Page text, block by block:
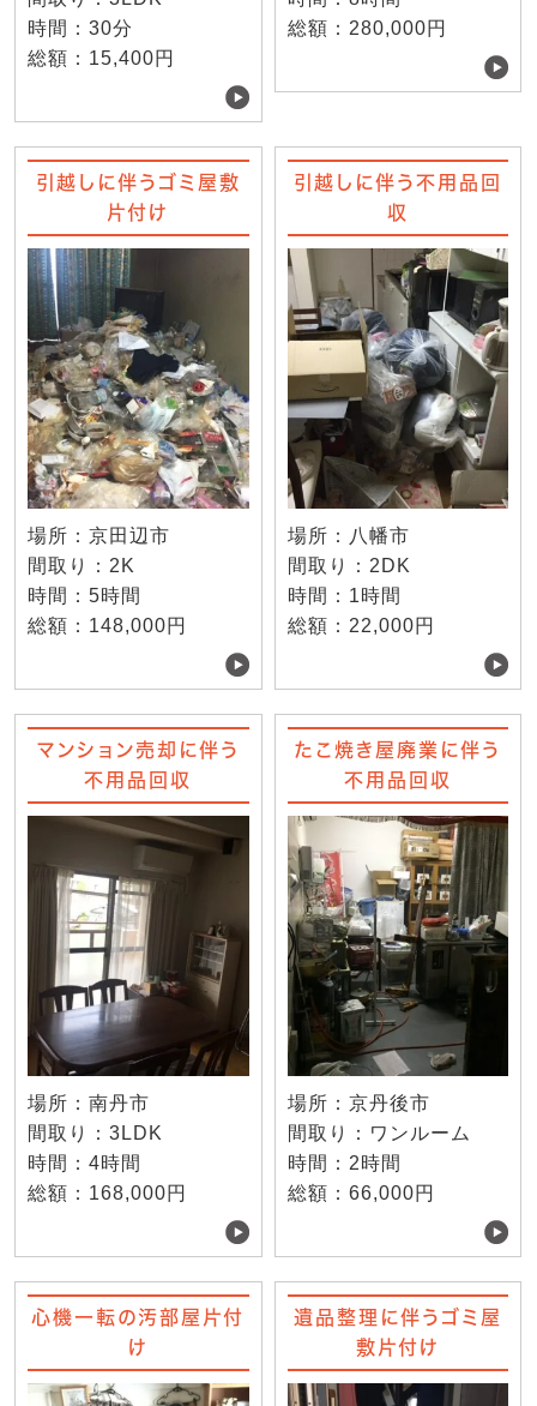
時間：30分
総額：15,400円
総額：280,000円
引越しに伴うゴミ屋敷
片付け
場所：京田辺市
間取り：2K
時間：5時間
総額：148,000円
引越しに伴う不用品回
収
場所：八幡市
間取り：2DK
時間：1時間
総額：22,000円
マンション売却に伴う
不用品回収
場所：南丹市
間取り：3LDK
時間：4時間
総額：168,000円
たこ焼き屋廃業に伴う
不用品回収
場所：京丹後市
間取り：ワンルーム
時間：2時間
総額：66,000円
心機一転の汚部屋片付
け
遺品整理に伴うゴミ屋
敷片付け